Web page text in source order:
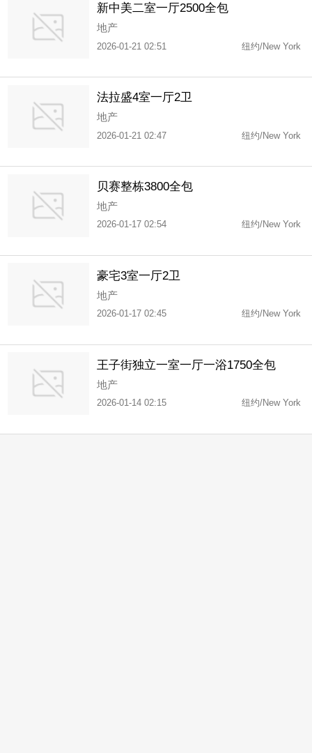
新中美二室一厅2500全包
地产
2026-01-21 02:51 纽约/New York
法拉盛4室一厅2卫
地产
2026-01-21 02:47 纽约/New York
贝赛整栋3800全包
地产
2026-01-17 02:54 纽约/New York
豪宅3室一厅2卫
地产
2026-01-17 02:45 纽约/New York
王子街独立一室一厅一浴1750全包
地产
2026-01-14 02:15 纽约/New York